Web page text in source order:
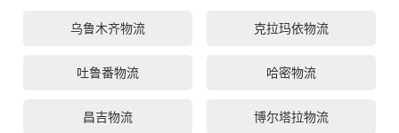
乌鲁木齐物流 克拉玛依物流
吐鲁番物流 哈密物流
昌吉物流 博尔塔拉物流